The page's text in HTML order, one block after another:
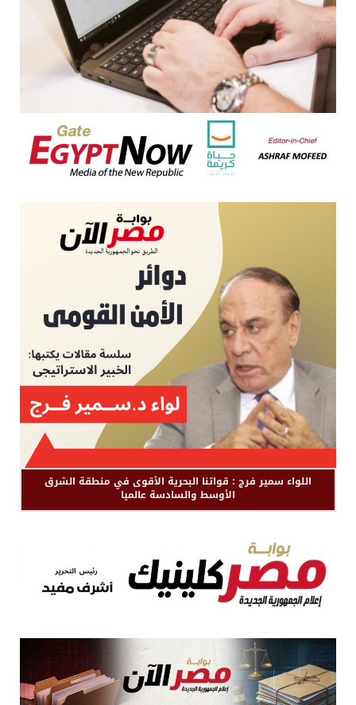
اللواء سمير فرج : قواتنا البحرية الأقوى في منطقة الشرق
الأوسط والسادسة عالميا